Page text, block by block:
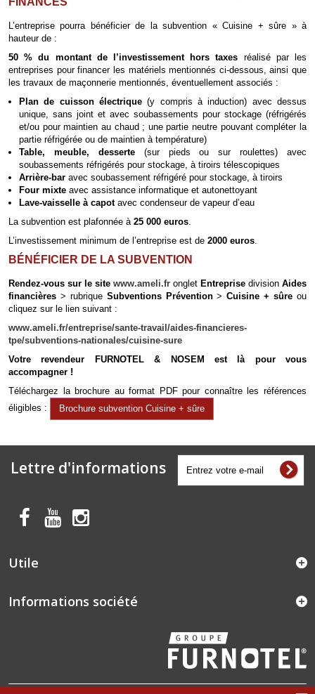
L’entreprise pourra bénéficier de la subvention « Cuisine + sûre » à
hauteur de :
50 % du montant de l’investissement hors taxes réalisé par les
entreprises pour financer les matériels mentionnés ci-dessous, ainsi que
les travaux de maçonnerie mentionnés, éventuellement associés :
Plan de cuisson électrique(y compris à induction) avec dessus
unique, sans joint et avec soubassements pour stockage (réfrigérés
et/ou pour maintien au chaud ; une partie neutre pouvant compléter la
partie réfrigérée ou de maintien à température)
Table, meuble, desserte (sur pieds ou sur roulettes) avec
soubassements réfrigérés pour stockage, à tiroirs télescopiques
Arrière-bar avec soubassement réfrigéré pour stockage, à tiroirs
Four mixte avec assistance informatique et autonettoyant
Lave-vaisselle à capot avec condenseur de vapeur d’eau
La subvention est plafonnée à 25 000 euros
L’investissement minimum de l’entreprise est de 2000 euros
BÉNÉFICIER DE LA SUBVENTION
Rendez-vous sur le site www.ameli.fr onglet Entreprise division Aides
financières > rubrique Subventions Prévention>Cuisine + sûre ou
cliquez sur le lien suivant :
www.ameli.fr/entreprise/sante-travail/aides-financieres-
tpe/subventions-nationales/cuisine-sure
Votre revendeur FURNOTEL & NOSEM est là pour vous
accompagner !
Téléchargez la brochure au format PDF pour connaître les références
éligibles :
Brochure subvention Cuisine + sûre
Lettre d'informations
Utile
Informations société